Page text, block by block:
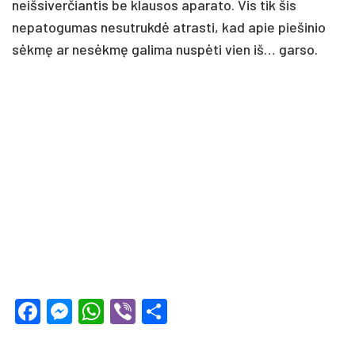
neišsiverčiantis be klausos aparato. Vis tik šis
nepatogumas nesutrukdė atrasti, kad apie piešinio
sėkmę ar nesėkmę galima nuspėti vien iš… garso.
Facebook
Messenger
WhatsApp
Viber